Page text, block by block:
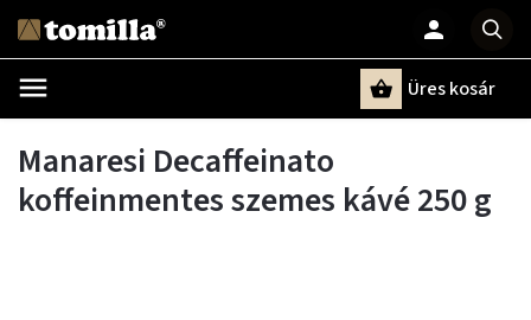
Üres kosár
Manaresi Decaffeinato
koffeinmentes szemes kávé 250 g